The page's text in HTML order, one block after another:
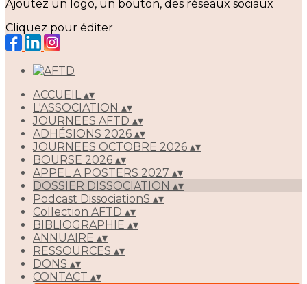
Ajoutez un logo, un bouton, des réseaux sociaux
Cliquez pour éditer
ACCUEIL▴▾
L'ASSOCIATION ▴▾
JOURNEES AFTD ▴▾
ADHÉSIONS 2026 ▴▾
JOURNEES OCTOBRE 2026 ▴▾
BOURSE 2026 ▴▾
APPEL A POSTERS 2027 ▴▾
DOSSIER DISSOCIATION ▴▾
Podcast DissociationS ▴▾
Collection AFTD ▴▾
BIBLIOGRAPHIE ▴▾
ANNUAIRE ▴▾
RESSOURCES ▴▾
DONS ▴▾
CONTACT ▴▾